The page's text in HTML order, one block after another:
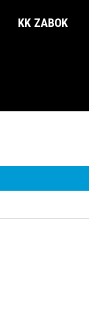
KK ZABOK